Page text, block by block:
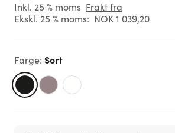
Inkl. 25 % moms Frakt fra
Ekskl. 25 % moms: NOK 1 039,20
Farge: Sort